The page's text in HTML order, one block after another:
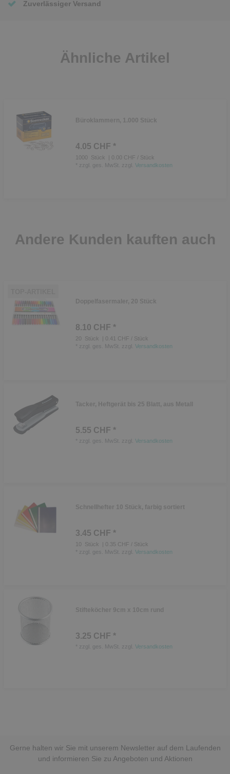
Zuverlässiger Versand
Ähnliche Artikel
Büroklammern, 1.000 Stück
4.05 CHF *
1000 Stück
| 0.00 CHF / Stück
zzgl. ges. MwSt. zzgl. Versandkosten
Andere Kunden kauften auch
Doppelfasermaler, 20 Stück
8.10 CHF *
20 Stück
| 0.41 CHF / Stück
zzgl. ges. MwSt. zzgl. Versandkosten
Tacker, Heftgerät bis 25 Blatt, aus Metall
5.55 CHF *
zzgl. ges. MwSt. zzgl. Versandkosten
Schnellhefter 10 Stück, farbig sortiert
3.45 CHF *
10 Stück
| 0.35 CHF / Stück
zzgl. ges. MwSt. zzgl. Versandkosten
Stifteköcher 9cm x 10cm rund
3.25 CHF *
zzgl. ges. MwSt. zzgl. Versandkosten
Gerne halten wir Sie mit unserem Newsletter auf dem Laufenden
und informieren Sie zu Angeboten und Aktionen